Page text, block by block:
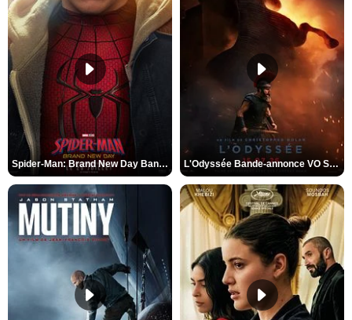
Spider-Man: Brand New Day Bande-annonce VO STFR L'Odyssée Bande-annonce VO STFR